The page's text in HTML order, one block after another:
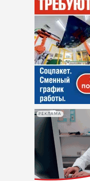
РЕКЛАМА